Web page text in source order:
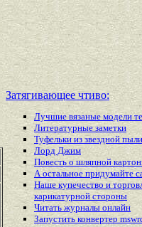
Затягивающее чтиво:
Лучшие вязаные модели
Литературные заметки
Туфельки из звездной пыли
Лорд Джим
Повесть о шляпной
А остальное придумайте
Наше купечество и
карикатурной стороны
Читать журналы онлайн
Запустить конвертер